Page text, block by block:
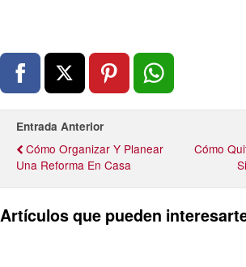
Entrada Anterior
Cómo Organizar Y Planear
Una Reforma En Casa
Cómo
Artículos que pueden